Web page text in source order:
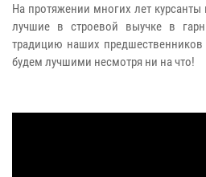
На протяжении многих лет курсанты
лучшие в строевой выучке в
традицию наших
будем лучшими несмотря ни на что!